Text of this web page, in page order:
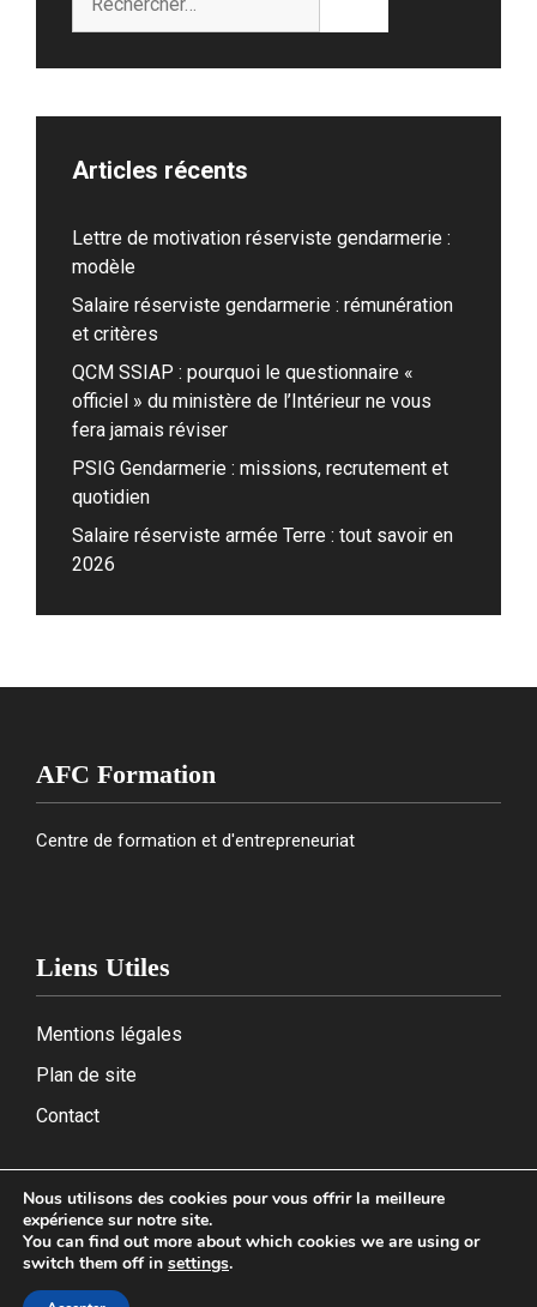
Articles récents
Lettre de motivation réserviste gendarmerie :
modèle
Salaire réserviste gendarmerie : rémunération
et critères
QCM SSIAP : pourquoi le questionnaire «
officiel » du ministère de l’Intérieur ne vous
fera jamais réviser
PSIG Gendarmerie : missions, recrutement et
quotidien
Salaire réserviste armée Terre : tout savoir en
2026
AFC Formation
Centre de formation et d'entrepreneuriat
Liens Utiles
Mentions légales
Plan de site
Contact
2026
Nous utilisons des cookies pour vous offrir la meilleure
expérience sur notre site.
You can find out more about which cookies we are using or
switch them off in settings.